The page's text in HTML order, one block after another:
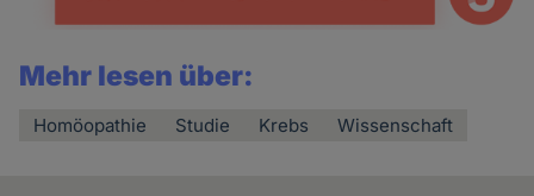
Mehr lesen über:
Homöopathie Studie Krebs Wissenschaft